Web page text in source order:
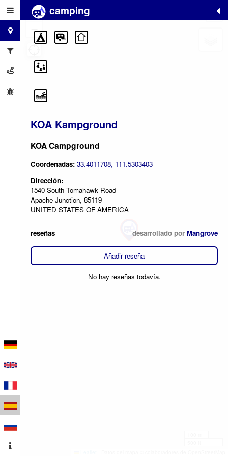
camping
KOA Kampground
KOA Campground
Coordenadas: 33.4011708,-111.5303403
Dirección:
1540 South Tomahawk Road
Apache Junction, 85119
UNITED STATES OF AMERICA
reseñas desarrollado por Mangrove
Añadir reseña
No hay reseñas todavía.
+
−